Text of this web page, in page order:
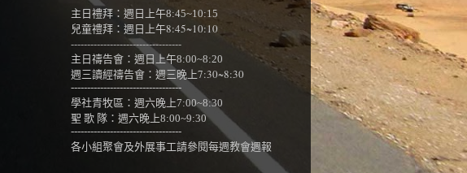
主日禮拜：週日上午8:45~10:15
兒童禮拜：週日上午8:45~10:10
----------------------------------
主日禱告會：週日上午8:00~8:20
週三讀經禱告會：週三晚上7:30~8:30
----------------------------------
學社青牧區：週六晚上7:00~8:30
聖 歌 隊： 週六晚上8:00~9:30
----------------------------------
各小組聚會及外展事工請參閱每週教會週報